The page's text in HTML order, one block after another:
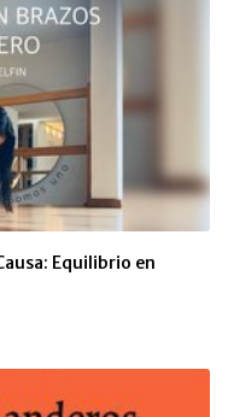
Equilibrio en